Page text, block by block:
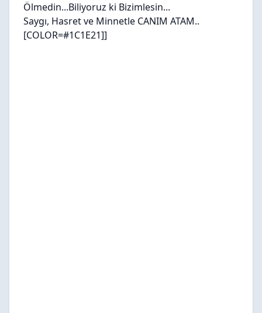
Ölmedin...Biliyoruz ki Bizimlesin...
Saygı, Hasret ve Minnetle CANIM ATAM..
[COLOR=#1C1E21]]